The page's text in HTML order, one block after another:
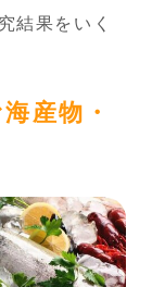
結果をいく
産物・